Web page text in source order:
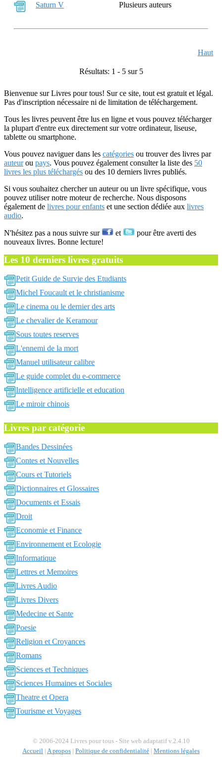
Saturn V Plusieurs auteurs
Haut
Résultats: 1 - 5 sur 5
Bienvenue sur Livres pour tous! Sur ce site, tout est gratuit et légal.
Pas d'inscription nécessaire ni de limitation de téléchargement.
Tous les livres peuvent être lus en ligne et vous pouvez télécharger
la plupart d'entre eux directement sur votre ordinateur, liseuse,
tablette ou smartphone.
Vous pouvez naviguer dans les catégories ou trouver des livres par
auteurou pays. Vous pouvez également consulter la liste des 50
livres les plus téléchargés ou des 10 derniers livres publiés.
Si vous souhaitez chercher un auteur ou un livre spécifique, vous
pouvez utiliser notre moteur de recherche. Nous disposons
également de livres pour enfants et une section dédiée aux livres
audio.
N'hésitez pas a nous suivre sur et
pour être averti des
nouveaux livres. Bonne lecture!
Les 10 derniers livres gratuits
Petit Guide de Survie des Etudiants
Michel Foucault et le christianisme
Le cinema ou le dernier des arts
Le chevalier de Keramour
Sous toutes reserves
L'ennemi de la mort
Manuel utilisateur calibre
Le guide complet du e-commerce
Intelligence artificielle et education
Le miroir chinois
Livres par catégorie
Bandes Dessinées
Contes et Nouvelles
Cours et Tutoriels
Dictionnaires et Glossaires
Documents et Essais
Droit
Economie et Finance
Environnement et Ecologie
Informatique
Lettres et Memoires
Livres Audio
Livres Divers
Medecine et Sante
Poesie
Religion et Croyances
Romans
Sciences et Techniques
Sciences Humaines et Sociales
Theatre et Opera
Tourisme et Voyages
© 2006-2024 Livres pour tous - Site web adaptatif v.2.4.10
Accueil A propos Politique de confidentialité Mentions légales